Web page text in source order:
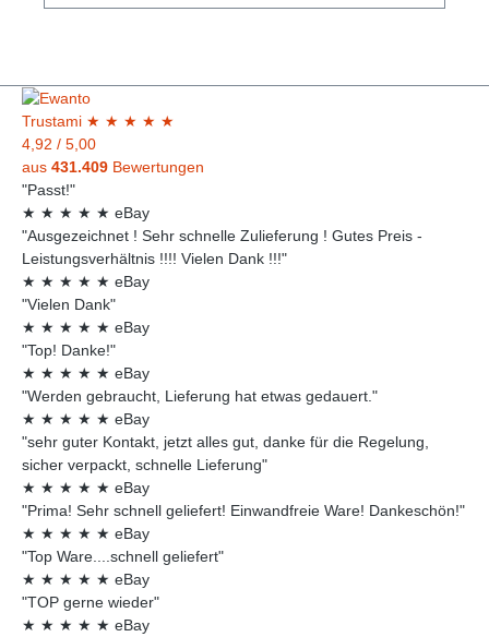
Trustami ★ ★ ★ ★ ★
4,92 / 5,00
aus 431.409 Bewertungen
"Passt!"
★ ★ ★ ★ ★ eBay
"Ausgezeichnet ! Sehr schnelle Zulieferung ! Gutes Preis -
Leistungsverhältnis !!!! Vielen Dank !!!"
★ ★ ★ ★ ★ eBay
"Vielen Dank"
★ ★ ★ ★ ★ eBay
"Top! Danke!"
★ ★ ★ ★ ★ eBay
"Werden gebraucht, Lieferung hat etwas gedauert."
★ ★ ★ ★ ★ eBay
"sehr guter Kontakt, jetzt alles gut, danke für die Regelung,
sicher verpackt, schnelle Lieferung"
★ ★ ★ ★ ★ eBay
"Prima! Sehr schnell geliefert! Einwandfreie Ware! Dankeschön!"
★ ★ ★ ★ ★ eBay
"Top Ware....schnell geliefert"
★ ★ ★ ★ ★ eBay
"TOP gerne wieder"
★ ★ ★ ★ ★ eBay